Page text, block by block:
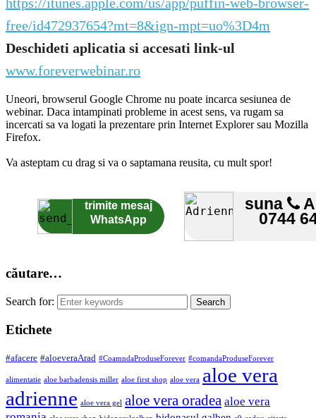
free/id472937654?mt=8&ign-mpt=uo%3D4m
Deschideti aplicatia si accesati link-ul
www.foreverwebinar.ro
Uneori, browserul Google Chrome nu poate incarca sesiunea de
webinar. Daca intampinati probleme in acest sens, va rugam sa
incercati sa va logati la prezentare prin Internet Explorer sau Mozilla
Firefox.
Va asteptam cu drag si va o saptamana reusita, cu mult spor!
trimite mesaj
WhatsApp
suna
0744
căutare…
Search for:
Etichete
#afacere #aloeveraArad #CoamndaProduseForever #comandaProduseForever
alimentatie aloe barbadensis miller aloe first shop aloe vera aloe vera
adrienne aloe vera gel aloe vera oradea aloe vera